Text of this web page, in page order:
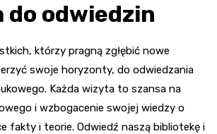
do odwiedzin
którzy pragną zgłębić nowe
swoje horyzonty, do odwiedzania
Każda wizyta to szansa na
i wzbogacenie swojej wiedzy o
fakty i teorie. Odwiedź naszą bibliotekę i